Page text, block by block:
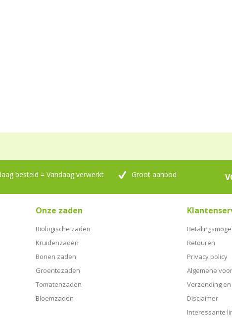
besteld = Vandaag verwerkt Groot aanbod
Onze zaden
Biologische zaden
Kruidenzaden
Bonen zaden
Groentezaden
Tomatenzaden
Bloemzaden
Retouren
Privacy policy
Algemene
Verzending
Disclaimer
Interessante